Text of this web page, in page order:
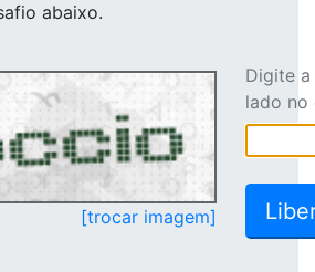
abaixo.
[trocar imagem]
Digite
lado no